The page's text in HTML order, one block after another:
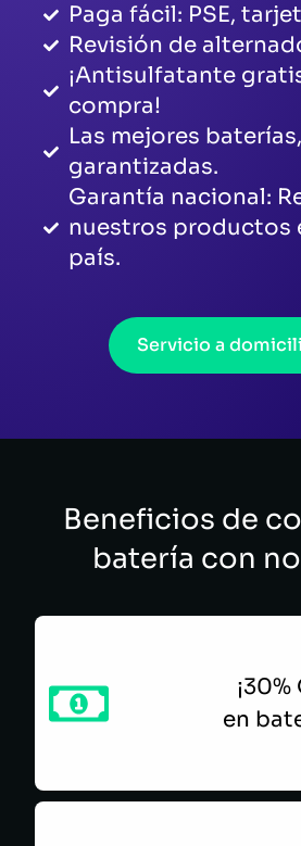
Paga fácil: PSE,
Revisión de
¡Antisulfatante
compra!
Las mejores baterías,
garantizadas.
Garantía nacional:
nuestros productos
país.
Servicio a
Beneficios de
batería con
¡30%
en